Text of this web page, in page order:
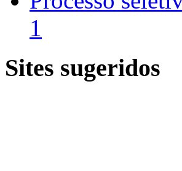
1
Sites sugeridos